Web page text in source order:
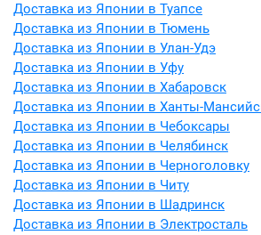
Доставка из Японии в Туапсе
Доставка из Японии в Тюмень
Доставка из Японии в Улан-Удэ
Доставка из Японии в Уфу
Доставка из Японии в Хабаровск
Доставка из Японии в Ханты-
Доставка из Японии в Чебоксары
Доставка из Японии в Челябинск
Доставка из Японии в Черноголовку
Доставка из Японии в Читу
Доставка из Японии в Шадринск
Доставка из Японии в Электросталь